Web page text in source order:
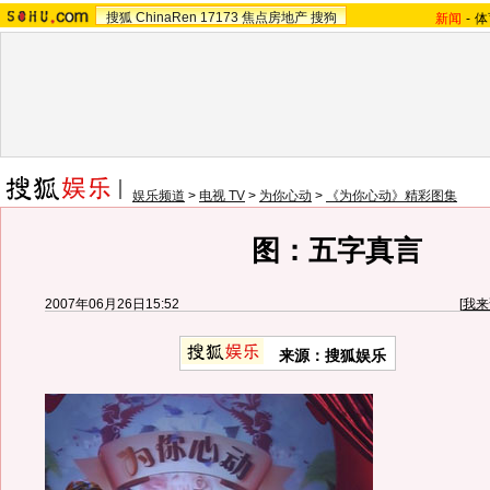
搜狐 ChinaRen 17173 焦点房地产 搜狗 新闻 -
娱乐频道 > 电视 TV > 为你心动 > 《为你心动》精彩图集
图：五字真言
2007年06月26日15:52 [我
来源：搜狐娱乐